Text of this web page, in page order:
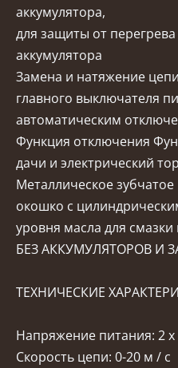
аккумулятора,
для защиты от
аккумулятора
Замена и натяжение
главного выключателя
автоматическим
Функция отключения
дачи и электрический
Металлическое зубчатое
окошко с
уровня масла для смазки
БЕЗ АККУМУЛЯТОРОВ И
ТЕХНИЧЕСКИЕ
Напряжение питания: 2 x
Скорость цепи: 0-20 м / с